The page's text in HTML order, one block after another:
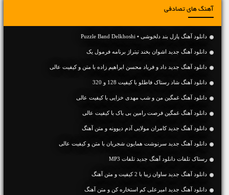
آهنگ های تصادفی
دانلود آهنگ پازل بند دلخوشی • Puzzle Band Delkhoshi
دانلود آهنگ جدید اشوان بخند تیتراژ برنامه فرمول یک
دانلود آهنگ جديد داد و فریاد محسن ابراهیم زاده با متن و کیفیت عالی
دانلود آهنگ شاد رستاک فاطلو با کیفیت 128 و 320
دانلود آهنگ غمگین من و شب مهدی خزایی با کیفیت عالی
دانلود آهنگ غمگین فرصت رامین بی باک با کیفیت عالی
دانلود آهنگ جديد کامران مولایی آدم دیوونه و متن آهنگ
دانلود آهنگ جديد سرنوشت همایون شجریان با متن و کیفیت عالی
رستاک تلفات دانلود آهنگ جدید تلفات MP3
دانلود آهنگ جديد ساوان زیبا با 2 کیفیت و متن آهنگ
دانلود آهنگ جديد امیرعلی کم استخاره کن و متن آهنگ